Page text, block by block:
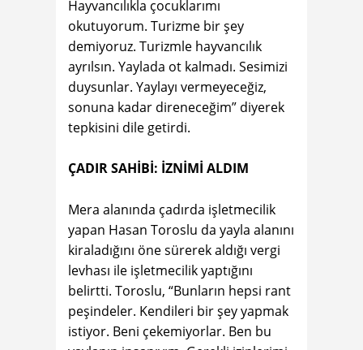
Hayvancılıkla çocuklarımı
okutuyorum. Turizme bir şey
demiyoruz. Turizmle hayvancılık
ayrılsın. Yaylada ot kalmadı. Sesimizi
duysunlar. Yaylayı vermeyeceğiz,
sonuna kadar direneceğim” diyerek
tepkisini dile getirdi.
ÇADIR SAHİBİ: İZNİMİ ALDIM
Mera alanında çadırda işletmecilik
yapan Hasan Toroslu da yayla alanını
kiraladığını öne sürerek aldığı vergi
levhası ile işletmecilik yaptığını
belirtti. Toroslu, “Bunların hepsi rant
peşindeler. Kendileri bir şey yapmak
istiyor. Beni çekemiyorlar. Ben bu